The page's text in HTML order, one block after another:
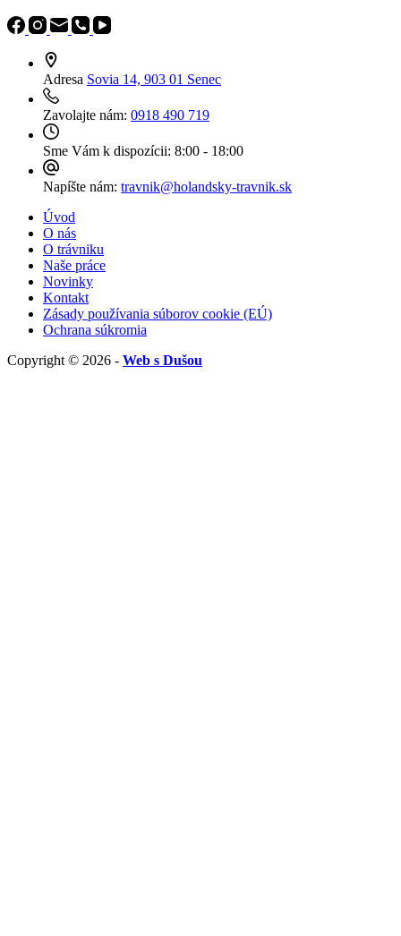
Adresa Sovia 14, 903 01 Senec
Zavolajte nám: 0918 490 719
Sme Vám k dispozícii: 8:00 - 18:00
Napíšte nám: travnik@holandsky-travnik.sk
Úvod
O nás
O trávniku
Naše práce
Novinky
Kontakt
Zásady používania súborov cookie (EÚ)
Ochrana súkromia
Copyright © 2026 - Web s Dušou